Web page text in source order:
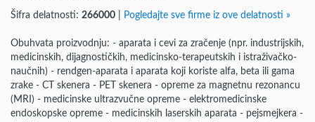
Šifra delatnosti: 266000 Pogledajte sve firme iz ove delatnosti »
Obuhvata proizvodnju: - aparata i cevi za zračenje (npr. industrijskih,
medicinskih, dijagnostičkih, medicinsko-terapeutskih i istraživačko-
naučnih) - rendgen-aparata i aparata koji koriste alfa, beta ili gama
zrake - CT skenera - PET skenera - opreme za magnetnu rezonancu
(MRI) - medicinske ultrazvučne opreme - elektromedicinske
endoskopske opreme - medicinskih laserskih aparata - pejsmejkera -